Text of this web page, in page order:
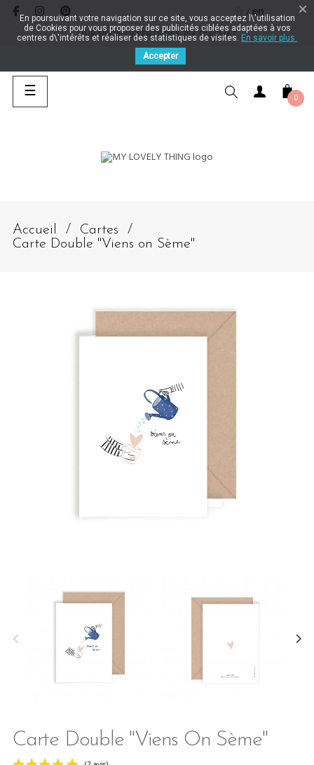
fr/en
LIVRAISON OFFERTE DES 75€ D'ACHAT
Basculer la navigation
☰ 0
Accueil
Cartes
Carte Double "Viens on Sème"
Carte Double "Viens On Sème"
En poursuivant votre navigation sur ce site, vous acceptez l\'utilisation
de Cookies pour vous proposer des publicités ciblées adaptées à vos
centres d\'intérêts et réaliser des statistiques de visites. En savoir plus.
Accepter